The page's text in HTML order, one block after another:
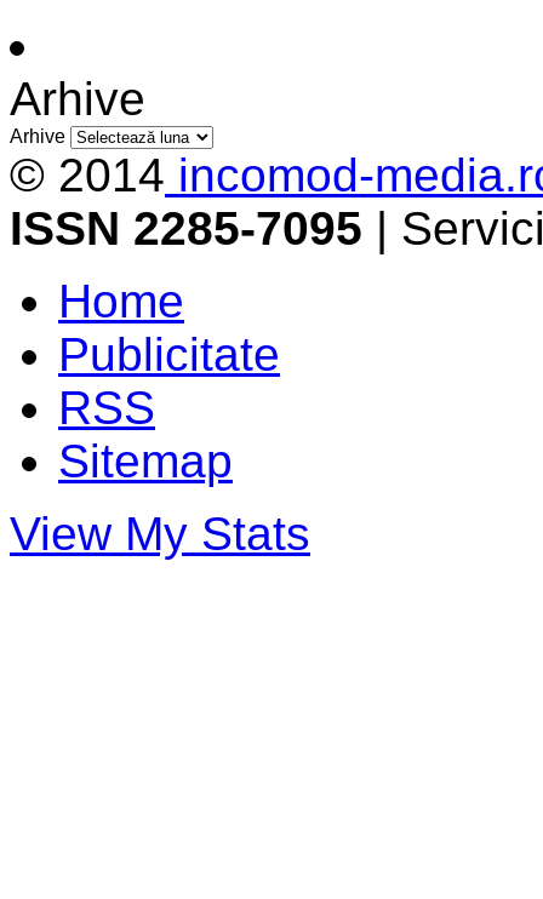
Arhive
Arhive
© 2014 incomod-
ISSN 2285-7095 |
Home
Publicitate
RSS
Sitemap
View My Stats